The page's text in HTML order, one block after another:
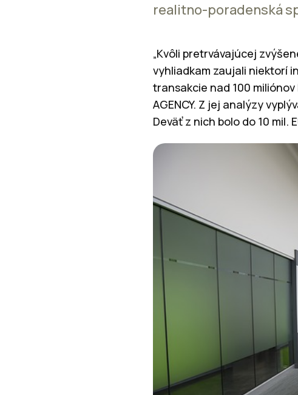
realitno-poradenská
„Kvôli pretrvávajúcej
vyhliadkam zaujali niektorí
transakcie nad 100 miliónov
AGENCY. Z jej analýzy
Deväť z nich bolo do 10 mil.